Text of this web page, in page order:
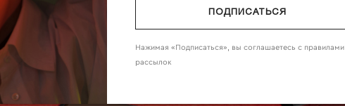
ПОДПИСАТЬСЯ
Нажимая «Подписаться», вы соглашаетесь c правилами
рассылок